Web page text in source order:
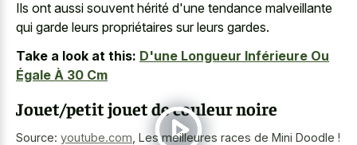
Ils ont aussi souvent hérité d'une tendance malveillante
qui garde leurs propriétaires sur leurs gardes.
Take a look at this: D'une Longueur Inférieure Ou
Égale À 30 Cm
Jouet/petit jouet de couleur noire
Source: youtube.com Les meilleures races de Mini Doodle !